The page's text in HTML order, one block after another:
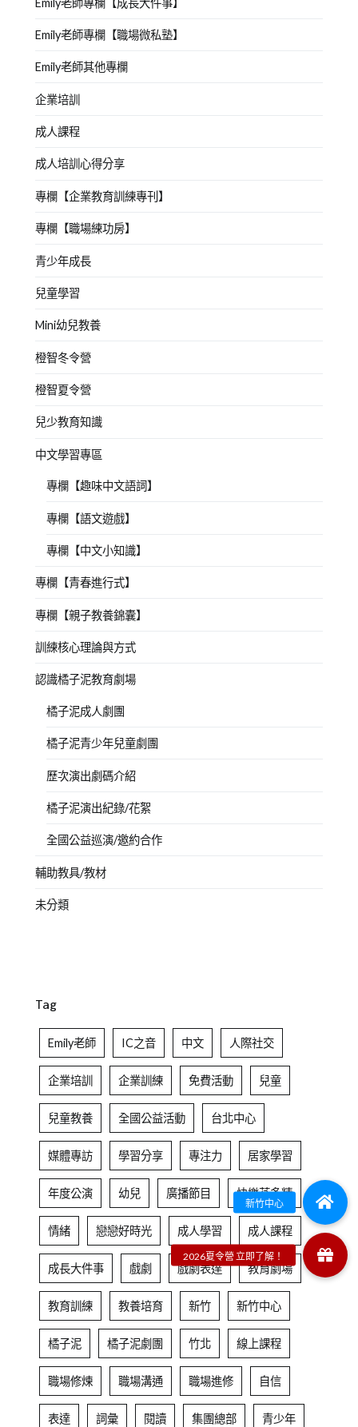
Emily老師專欄【職場微私塾】
Emily老師其他專欄
企業培訓
成人課程
成人培訓心得分享
專欄【企業教育訓練專刊】
專欄【職場練功房】
青少年成長
兒童學習
Mini幼兒教養
橙智冬令營
橙智夏令營
兒少教育知識
中文學習專區
專欄【趣味中文語詞】
專欄【語文遊戲】
專欄【中文小知識】
專欄【青春進行式】
專欄【親子教養錦囊】
訓練核心理論與方式
認識橘子泥教育劇場
橘子泥成人劇團
橘子泥青少年兒童劇團
歷次演出劇碼介紹
橘子泥演出紀錄/花絮
全國公益巡演/邀約合作
輔助教具/教材
未分類
Tag
Emily老師 IC之音 中文 人際社交
企業培訓 企業訓練 免費活動 兒童
兒童教養 全國公益活動 台北中心
媒體專訪 學習分享 專注力 居家學習
年度公演 幼兒 廣播節目 快樂芬多精
情緒 戀戀好時光 成人學習 成人課程
成長大件事 戲劇 戲劇表達 教育劇場
教育訓練 教養培育 新竹 新竹中心
橘子泥 橘子泥劇團 竹北 線上課程
職場修煉 職場溝通 職場進修 自信
表達 詞彙 閱讀 集團總部 青少年